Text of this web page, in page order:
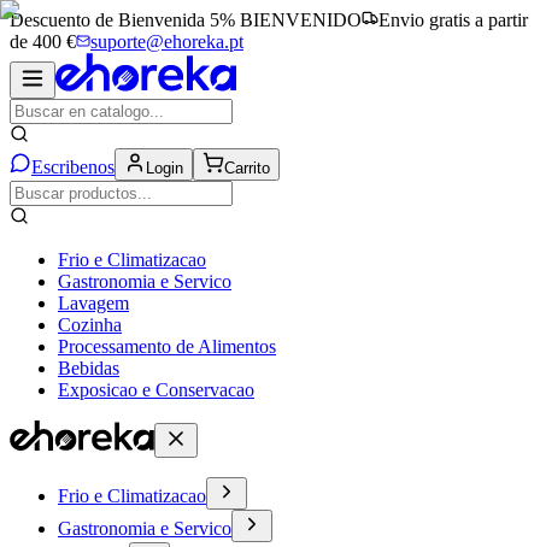
Descuento de Bienvenida 5% BIENVENIDO
Envio gratis a partir
de 400 €
suporte@ehoreka.pt
Escribenos Login Carrito
Frio e Climatizacao
Gastronomia e Servico
Lavagem
Cozinha
Processamento de Alimentos
Bebidas
Exposicao e Conservacao
Frio e Climatizacao
Gastronomia e Servico